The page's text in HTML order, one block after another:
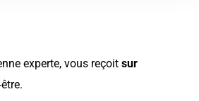
experte, vous reçoit sur